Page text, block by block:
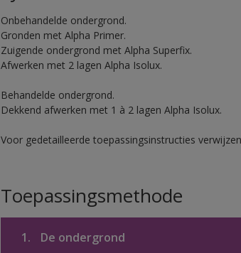
Onbehandelde ondergrond.
Gronden met Alpha Primer.
Zuigende ondergrond met Alpha Superfix.
Afwerken met 2 lagen Alpha Isolux.
Behandelde ondergrond.
Dekkend afwerken met 1 à 2 lagen Alpha Isolux.
Voor gedetailleerde toepassingsinstructies
Toepassingsmethode
1. De ondergrond